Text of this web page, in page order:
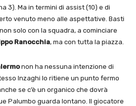
3). Ma in termini di assist (10) e di
venuto meno alle aspettative. Basti
solo con la squadra, a cominciare
Ranocchia, ma con tutta la piazza.
non ha nessuna intenzione di
Inzaghi lo ritiene un punto fermo
se c’è un organico che dovrà
Palumbo guarda lontano. Il giocatore